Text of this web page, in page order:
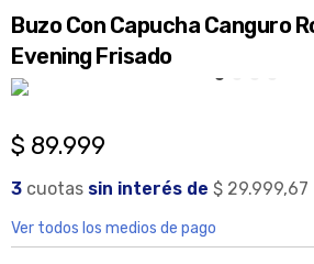
Buzo Con Capucha Canguro
Evening Frisado
$ 89.999
3 cuotas sin interés de $ 29.999,67
Ver todos los medios de pago